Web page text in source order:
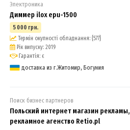
Электроника
Диммер ilox epu-1500
5 000 грн.
Термін окупності обладнання: {577}
Рік випуску: 2019
Гарантія: є
доставка из г.Житомир, Богуния
Поиск бизнес партнеров
Польский интернет магазин рекламы,
рекламное агенство Retio.pl